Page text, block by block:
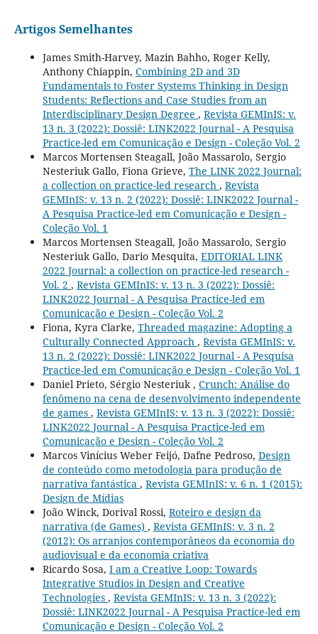
Artigos Semelhantes
James Smith-Harvey, Mazin Bahho, Roger Kelly,
Anthony Chiappin, Combining 2D and 3D
Fundamentals to Foster Systems Thinking in Design
Students: Reflections and Case Studies from an
Interdisciplinary Design Degree , Revista GEMInIS: v.
13 n. 3 (2022): Dossiê: LINK2022 Journal - A Pesquisa
Practice-led em Comunicação e Design - Coleção Vol. 2
Marcos Mortensen Steagall, João Massarolo, Sergio
Nesteriuk Gallo, Fiona Grieve, The LINK 2022 Journal:
a collection on practice-led research , Revista
GEMInIS: v. 13 n. 2 (2022): Dossiê: LINK2022 Journal -
A Pesquisa Practice-led em Comunicação e Design -
Coleção Vol. 1
Marcos Mortensen Steagall, João Massarolo, Sergio
Nesteriuk Gallo, Dario Mesquita, EDITORIAL LINK
2022 Journal: a collection on practice-led research -
Vol. 2 , Revista GEMInIS: v. 13 n. 3 (2022): Dossiê:
LINK2022 Journal - A Pesquisa Practice-led em
Comunicação e Design - Coleção Vol. 2
Fiona, Kyra Clarke, Threaded magazine: Adopting a
Culturally Connected Approach , Revista GEMInIS: v.
13 n. 2 (2022): Dossiê: LINK2022 Journal - A Pesquisa
Practice-led em Comunicação e Design - Coleção Vol. 1
Daniel Prieto, Sérgio Nesteriuk , Crunch: Análise do
fenômeno na cena de desenvolvimento independente
de games , Revista GEMInIS: v. 13 n. 3 (2022): Dossiê:
LINK2022 Journal - A Pesquisa Practice-led em
Comunicação e Design - Coleção Vol. 2
Marcos Vinícius Weber Feijó, Dafne Pedroso, Design
de conteúdo como metodologia para produção de
narrativa fantástica , Revista GEMInIS: v. 6 n. 1 (2015):
Design de Mídias
João Winck, Dorival Rossi, Roteiro e design da
narrativa (de Games) , Revista GEMInIS: v. 3 n. 2
(2012): Os arranjos contemporâneos da economia do
audiovisual e da economia criativa
Ricardo Sosa, I am a Creative Loop: Towards
Integrative Studios in Design and Creative
Technologies , Revista GEMInIS: v. 13 n. 3 (2022):
Dossiê: LINK2022 Journal - A Pesquisa Practice-led em
Comunicação e Design - Coleção Vol. 2